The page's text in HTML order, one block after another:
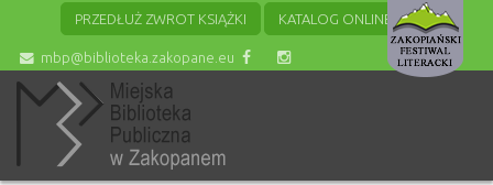
PRZEDŁUŻ ZWROT KSIĄŻKI KATALOG ONLINE
mbp@biblioteka.zakopane.eu